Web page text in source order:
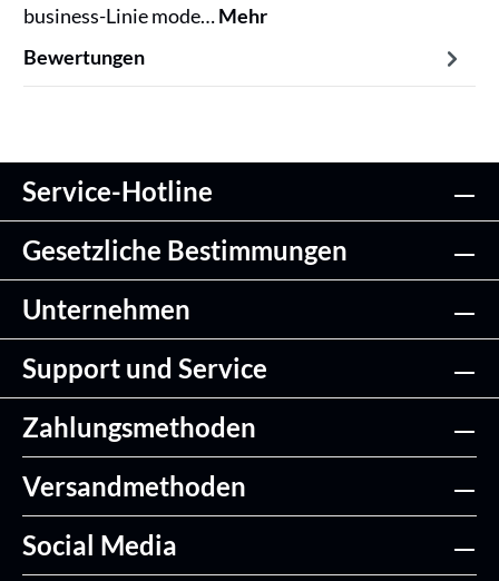
business-Linie mode…Mehr
Bewertungen
Service-Hotline
Gesetzliche Bestimmungen
Unternehmen
Support und Service
Zahlungsmethoden
Versandmethoden
Social Media